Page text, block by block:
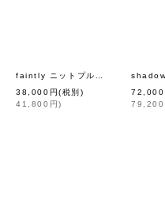
faintly ニットプルオーバー (AES8077:NVMX)
38,000 円(税別)
41,800 円)
72,000
79,200